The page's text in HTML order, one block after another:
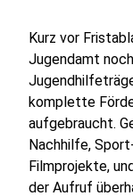
Kurz vor
Jugendamt
komplette
aufgebraucht.
Nachhilfe,
Filmprojekte,
der Aufruf